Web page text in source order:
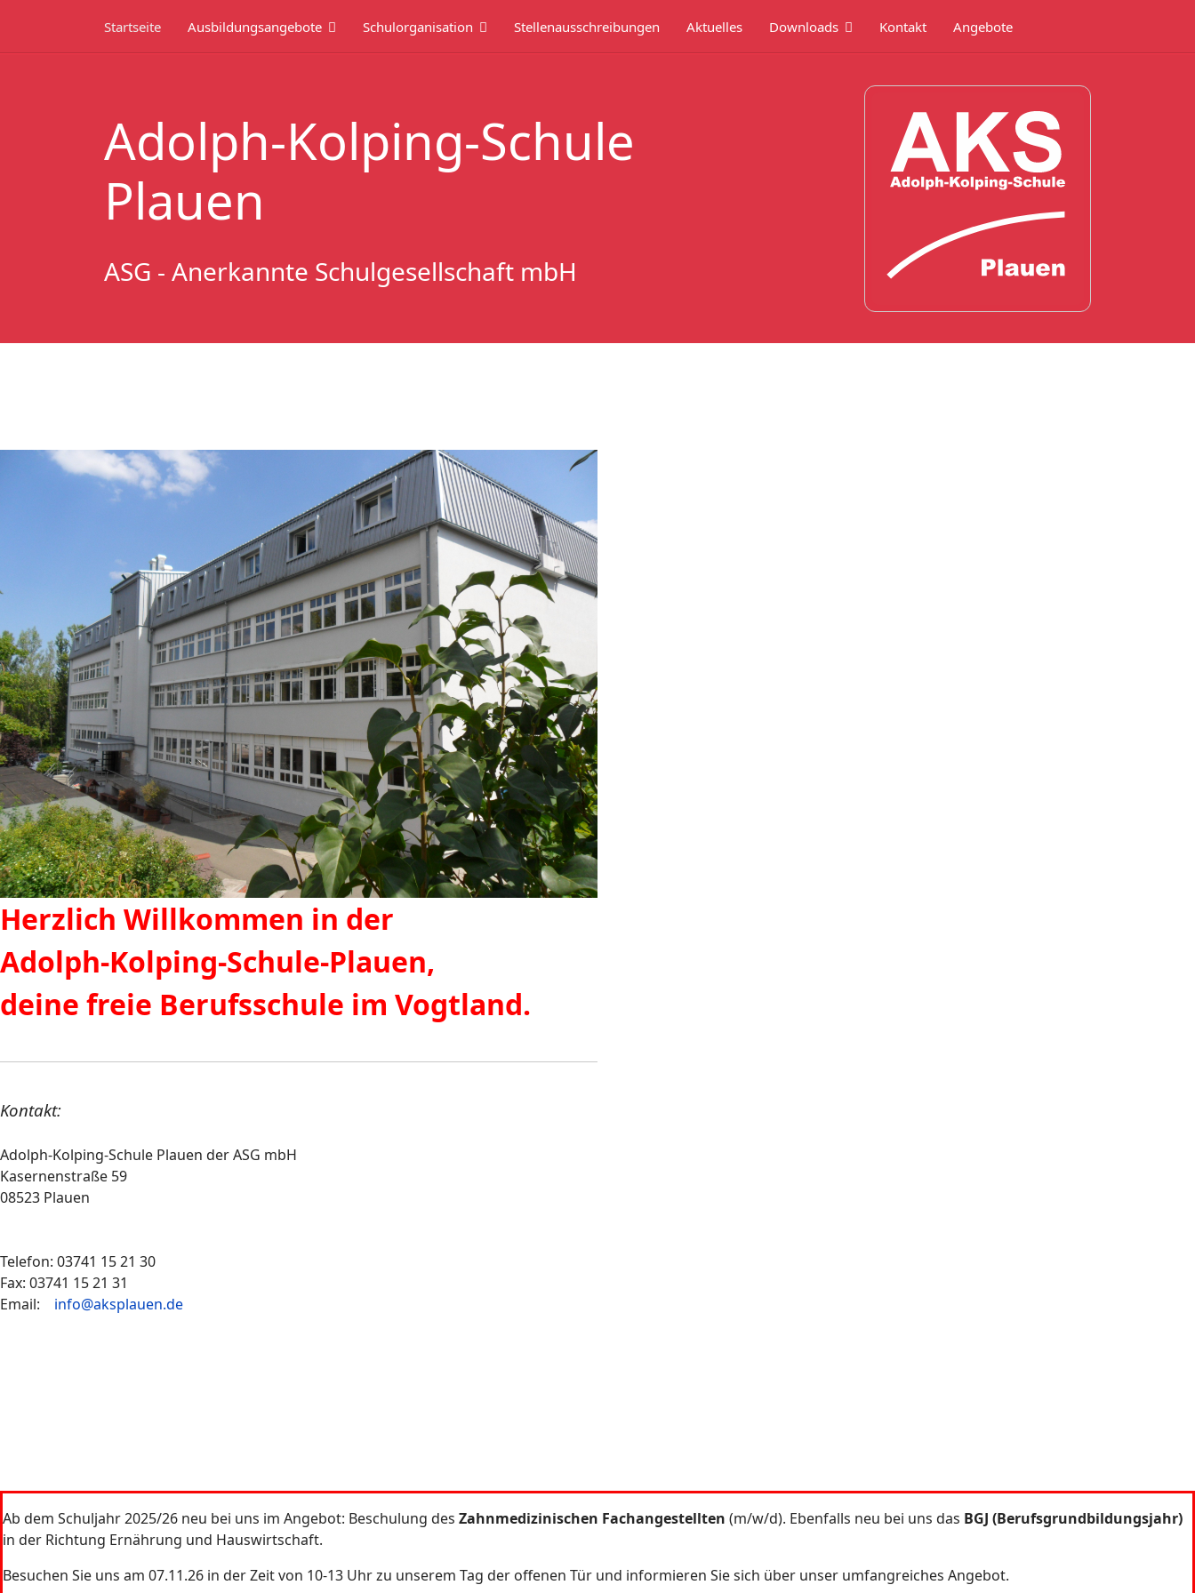
Startseite Ausbildungsangebote Schulorganisation Stellenausschreibungen Aktuelles Downloads Kontakt Angebote
Adolph-Kolping-Schule
Plauen
ASG - Anerkannte Schulgesellschaft mbH
Herzlich Willkommen in der
Adolph-Kolping-Schule-Plauen,
deine freie Berufsschule im Vogtland.
Kontakt:
Adolph-Kolping-Schule Plauen der ASG mbH
Kasernenstraße 59
08523 Plauen
Telefon: 03741 15 21 30
Fax: 03741 15 21 31
Email:
info@aksplauen.de
Ab dem Schuljahr 2025/26 neu bei uns im Angebot: Beschulung des Zahnmedizinischen Fachangestellten (m/w/d). Ebenfalls neu bei uns das BGJ (Berufsgrundbildungsjahr)
in der Richtung Ernährung und Hauswirtschaft.
Besuchen Sie uns am 07.11.26 in der Zeit von 10-13 Uhr zu unserem Tag der offenen Tür und informieren Sie sich über unser umfangreiches Angebot.